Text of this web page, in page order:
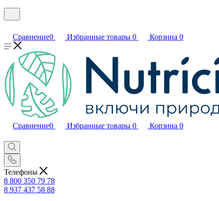
Сравнение0 Избранные товары 0 Корзина 0
Сравнение0 Избранные товары 0 Корзина 0
Телефоны
8 800 350 79 78
8 937 437 58 88